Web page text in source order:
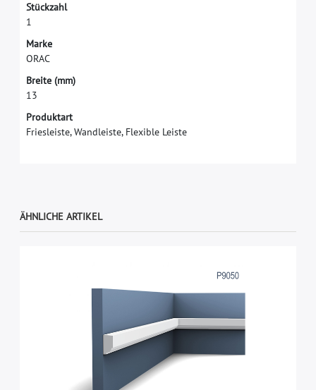
Stückzahl
1
Marke
ORAC
Breite (mm)
13
Produktart
Friesleiste, Wandleiste, Flexible Leiste
ÄHNLICHE ARTIKEL